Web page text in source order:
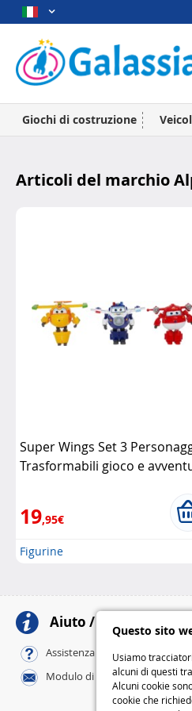
Questo sito
Usiamo
alcuni di questi
Alcuni cookie
cookie che
Giochi di costruzione
Articoli del marchio
Super Wings Set 3
Trasformabili gioco e
19,95€
Figurine
Aiuto / Contatti
Assistenza online / FAQ
Modulo di contatto